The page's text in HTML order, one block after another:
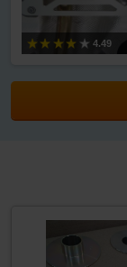
4.49